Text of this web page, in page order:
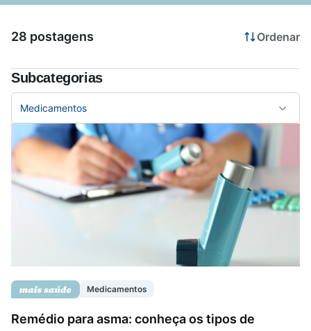
Saúde do homem
Vacinas
28 postagens Ordenar
Subcategorias
Medicamentos
Medicamentos
Remédio para asma: conheça os tipos de